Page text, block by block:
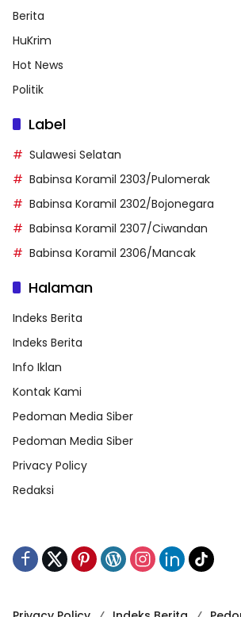
Berita
HuKrim
Hot News
Politik
Label
Sulawesi Selatan
Babinsa Koramil 2303/Pulomerak
Babinsa Koramil 2302/Bojonegara
Babinsa Koramil 2307/Ciwandan
Babinsa Koramil 2306/Mancak
Halaman
Indeks Berita
Indeks Berita
Info Iklan
Kontak Kami
Pedoman Media Siber
Pedoman Media Siber
Privacy Policy
Redaksi